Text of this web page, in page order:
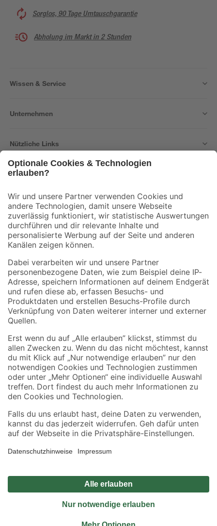
Sorglos, 90 Tage Umtauschgarantie
Abholung im Markt in 2 Stunden
Wissen & Service
Unternehmen
Nützliche Links
Der toom Newsletter: Keine Angebote und Aktionen mehr verpassen!
Zur Newsletter Anmeldung
Folge uns
Zahlungsarten Versandarten
Sicher einkaufen
Jetzt die toom-App herunterladen
Alle Preisangaben in EUR inkl. gesetzl. MwSt.. Die dargestellten Angebote sind unter
Umständen nicht in allen Märkten verfügbar. Die angegebenen Verfügbarkeiten beziehen
Produkte nur solange der Vorrat reicht.
*Paketversand ab 59 € versandkostenfrei, gilt nicht für Artikel mit Speditionsversand, hier
Privatsphäre Impressum
Nutzungsbedingungen
Widerrufsrecht
Vertrag widerrufen